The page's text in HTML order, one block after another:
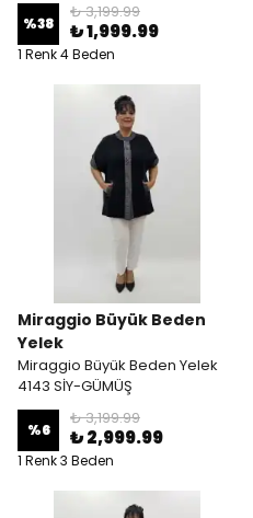
%38
₺ 3,199.99
₺ 1,999.99
1 Renk 4 Beden
Miraggio Büyük Beden
Yelek
Miraggio Büyük Beden Yelek
4143 SİY-GÜMÜŞ
%6
₺ 3,199.99
₺ 2,999.99
1 Renk 3 Beden